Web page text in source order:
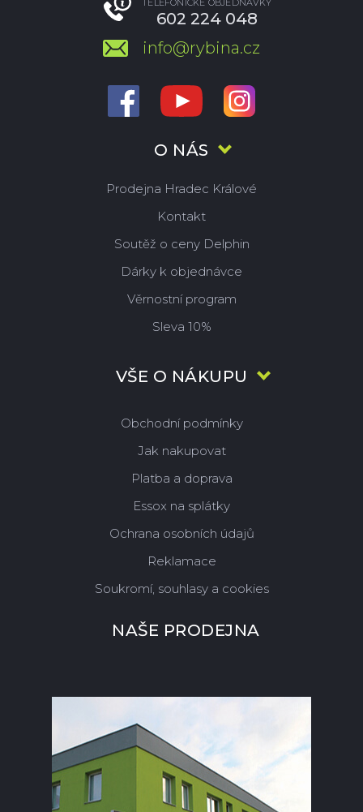
O NÁS
Prodejna Hradec Králové
Kontakt
Soutěž o ceny Delphin
Dárky k objednávce
Věrnostní program
Sleva 10%
VŠE O NÁKUPU
Obchodní podmínky
Jak nakupovat
Platba a doprava
Essox na splátky
Ochrana osobních údajů
Reklamace
Soukromí, souhlasy a cookies
TELEFONICKÉ OBJEDNÁVKY
602 224 048
info@rybina.cz
NAŠE PRODEJNA